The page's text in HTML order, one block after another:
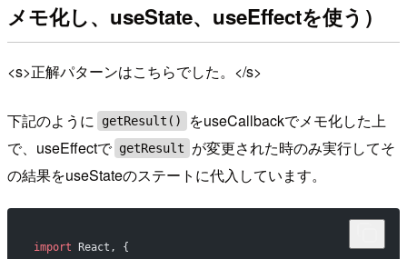
メモ化し、useState、useEffectを使う）
<s>正解パターンはこちらでした。</s>
下記のように getResult()
をuseCallbackでメモ化した上
で、useEffectで getResult
が変更された時のみ実行してそ
の結果をuseStateのステートに代入しています。
import React, {